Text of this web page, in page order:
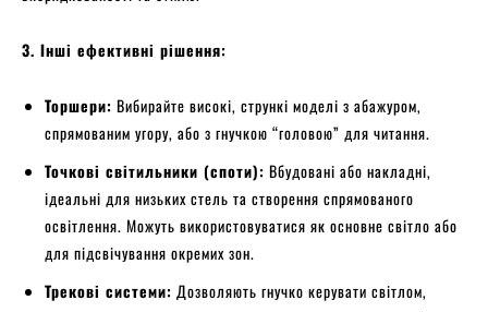
3. Інші ефективні рішення:
Торшери: Вибирайте високі, стрункі моделі з абажуром,
спрямованим угору, або з гнучкою “головою” для читання.
Точкові світильники (споти): Вбудовані або накладні,
ідеальні для низьких стель та створення спрямованого
освітлення. Можуть використовуватися як основне світло або
для підсвічування окремих зон.
Трекові системи: Дозволяють гнучко керувати світлом,